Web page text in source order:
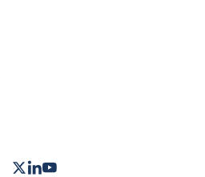
Twitter- Coface
LinkedIn
Youtube